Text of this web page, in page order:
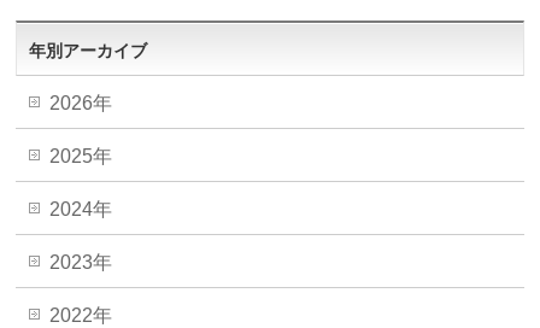
年別アーカイブ
2026年
2025年
2024年
2023年
2022年